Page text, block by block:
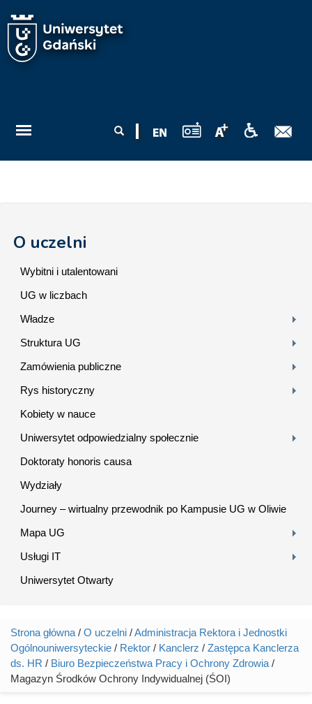
wyszukiwania
O uczelni
Wybitni i utalentowani
UG w liczbach
Władze
Struktura UG
Zamówienia publiczne
Rys historyczny
Kobiety w nauce
Uniwersytet odpowiedzialny społecznie
Doktoraty honoris causa
Wydziały
Journey – wirtualny przewodnik po Kampusie UG w Oliwie
Mapa UG
Usługi IT
Uniwersytet Otwarty
Jesteś tutaj
Strona główna / O uczelni /Administracja Rektora i Jednostki
Ogólnouniwersyteckie / Rektor / Kanclerz / Zastępca Kanclerza
ds. HR / Biuro Bezpieczeństwa Pracy i Ochrony Zdrowia /
Magazyn Środków Ochrony Indywidualnej (ŚOI)